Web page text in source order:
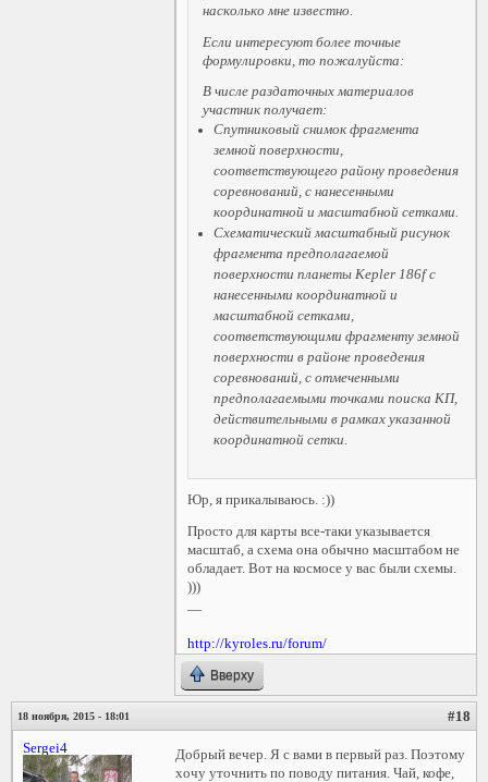
насколько мне известно.
Если интересуют более точные
формулировки, то пожалуйста:
В числе раздаточных материалов
участник получает:
Спутниковый снимок фрагмента
земной поверхности,
соответствующего району проведения
соревнований, с нанесенными
координатной и масштабной сетками.
Схематический масштабный рисунок
фрагмента предполагаемой
поверхности планеты Kepler 186f с
нанесенными координатной и
масштабной сетками,
соответствующими фрагменту земной
поверхности в районе проведения
соревнований, с отмеченными
предполагаемыми точками поиска КП,
действительными в рамках указанной
координатной сетки.
Юр, я прикалываюсь. :))
Просто для карты все-таки указывается
масштаб, а схема она обычно масштабом не
обладает. Вот на космосе у вас были схемы.
)))
—
http://kyroles.ru/forum/
Вверху
18 ноября, 2015 - 18:01 #18
Sergei4
Добрый вечер. Я с вами в первый раз. Поэтому
хочу уточнить по поводу питания. Чай, кофе,